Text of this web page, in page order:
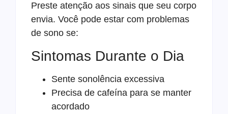
Preste atenção aos sinais que seu corpo
envia. Você pode estar com problemas
de sono se:
Sintomas Durante o Dia
Sente sonolência excessiva
Precisa de cafeína para se manter
acordado